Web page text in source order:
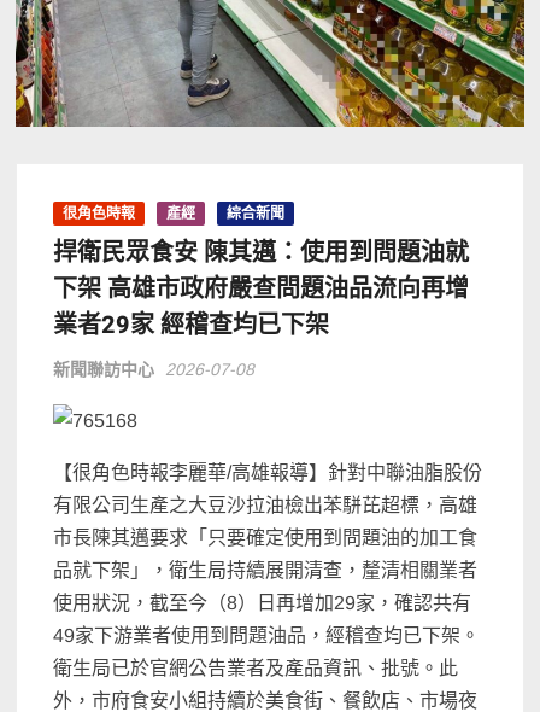
很角色時報 產經 綜合新聞
捍衛民眾食安 陳其邁：使用到問題油就
下架 高雄市政府嚴查問題油品流向再增
業者29家 經稽查均已下架
新聞聯訪中心 2026-07-08
【很角色時報李麗華/高雄報導】針對中聯油脂股份
有限公司生產之大豆沙拉油檢出苯駢芘超標，高雄
市長陳其邁要求「只要確定使用到問題油的加工食
品就下架」，衛生局持續展開清查，釐清相關業者
使用狀況，截至今（8）日再增加29家，確認共有
49家下游業者使用到問題油品，經稽查均已下架。
衛生局已於官網公告業者及產品資訊、批號。此
外，市府食安小組持續於美食街、餐飲店、市場夜